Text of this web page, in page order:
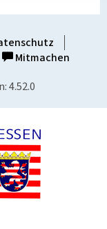
Mitmachen
4.52.0